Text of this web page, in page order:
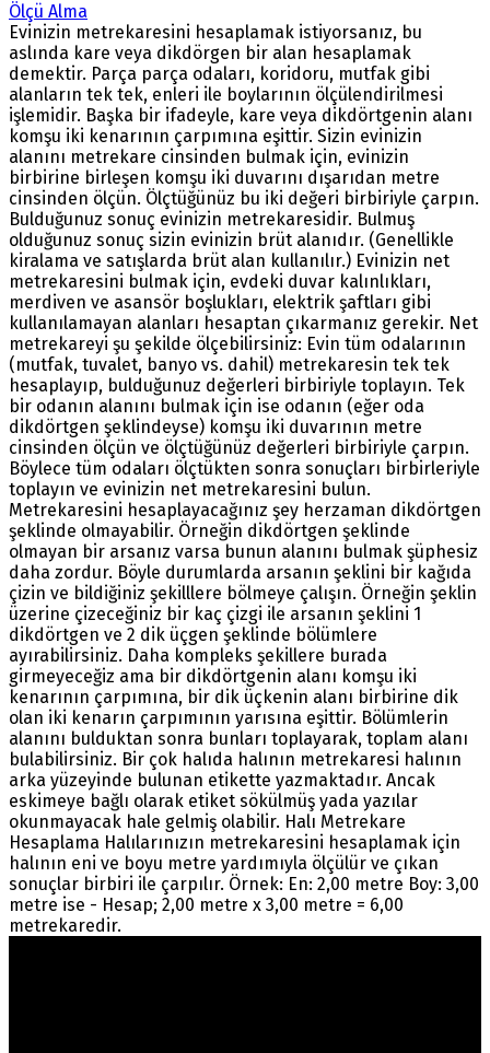
Ölçü Alma
Evinizin metrekaresini hesaplamak istiyorsanız, bu
aslında kare veya dikdörgen bir alan hesaplamak
demektir. Parça parça odaları, koridoru, mutfak gibi
alanların tek tek, enleri ile boylarının ölçülendirilmesi
işlemidir. Başka bir ifadeyle, kare veya dikdörtgenin alanı
komşu iki kenarının çarpımına eşittir. Sizin evinizin
alanını metrekare cinsinden bulmak için, evinizin
birbirine birleşen komşu iki duvarını dışarıdan metre
cinsinden ölçün. Ölçtüğünüz bu iki değeri birbiriyle çarpın.
Bulduğunuz sonuç evinizin metrekaresidir. Bulmuş
olduğunuz sonuç sizin evinizin brüt alanıdır. (Genellikle
kiralama ve satışlarda brüt alan kullanılır.) Evinizin net
metrekaresini bulmak için, evdeki duvar kalınlıkları,
merdiven ve asansör boşlukları, elektrik şaftları gibi
kullanılamayan alanları hesaptan çıkarmanız gerekir. Net
metrekareyi şu şekilde ölçebilirsiniz: Evin tüm odalarının
(mutfak, tuvalet, banyo vs. dahil) metrekaresin tek tek
hesaplayıp, bulduğunuz değerleri birbiriyle toplayın. Tek
bir odanın alanını bulmak için ise odanın (eğer oda
dikdörtgen şeklindeyse) komşu iki duvarının metre
cinsinden ölçün ve ölçtüğünüz değerleri birbiriyle çarpın.
Böylece tüm odaları ölçtükten sonra sonuçları birbirleriyle
toplayın ve evinizin net metrekaresini bulun.
Metrekaresini hesaplayacağınız şey herzaman dikdörtgen
şeklinde olmayabilir. Örneğin dikdörtgen şeklinde
olmayan bir arsanız varsa bunun alanını bulmak şüphesiz
daha zordur. Böyle durumlarda arsanın şeklini bir kağıda
çizin ve bildiğiniz şekilllere bölmeye çalışın. Örneğin şeklin
üzerine çizeceğiniz bir kaç çizgi ile arsanın şeklini 1
dikdörtgen ve 2 dik üçgen şeklinde bölümlere
ayırabilirsiniz. Daha kompleks şekillere burada
girmeyeceğiz ama bir dikdörtgenin alanı komşu iki
kenarının çarpımına, bir dik üçkenin alanı birbirine dik
olan iki kenarın çarpımının yarısına eşittir. Bölümlerin
alanını bulduktan sonra bunları toplayarak, toplam alanı
bulabilirsiniz. Bir çok halıda halının metrekaresi halının
arka yüzeyinde bulunan etikette yazmaktadır. Ancak
eskimeye bağlı olarak etiket sökülmüş yada yazılar
okunmayacak hale gelmiş olabilir. Halı Metrekare
Hesaplama Halılarınızın metrekaresini hesaplamak için
halının eni ve boyu metre yardımıyla ölçülür ve çıkan
sonuçlar birbiri ile çarpılır. Örnek: En: 2,00 metre Boy: 3,00
metre ise - Hesap; 2,00 metre x 3,00 metre = 6,00
metrekaredir.